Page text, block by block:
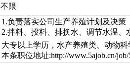
不限
1.负责落实公司生产养殖计划及决策
2.拌料、投料、排换水、调节水温、
大专以上学历，水产养殖类、动物
本条职位地址:http://www.5ajob.cn/